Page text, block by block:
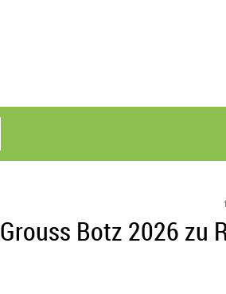
Grouss Botz 2026 zu